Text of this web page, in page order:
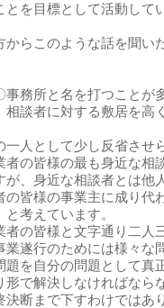
を目標として活動して
らこのような話を聞い
務所と名を打つことが
相談者に対する敷居を高
人として少し反省させ
の皆様の最も身近な相
、身近な相談者とは他
の皆様の事業主に成り代
考えています。
の皆様と文字通り二人
業遂行のためには様々な
題を自分の問題として真
形で解決しなければなら
断まで下すわけではあ